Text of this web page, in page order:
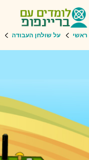
ראשי על שולחן העבודה